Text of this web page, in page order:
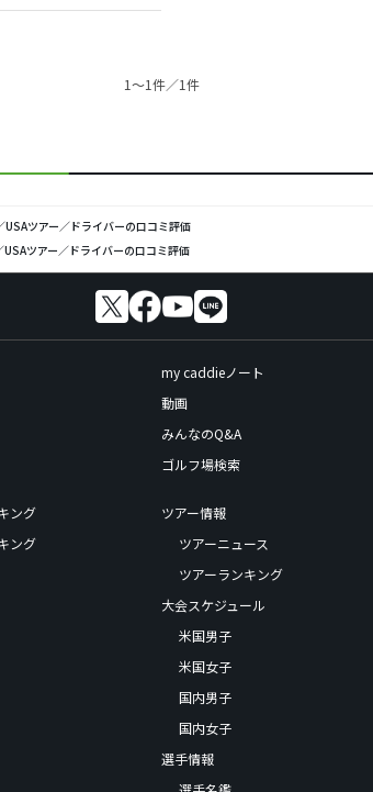
1〜1件／1件
USAツアー／ドライバーの口コミ評価
USAツアー／ドライバーの口コミ評価
ング
ング
my caddieノート
動画
みんなのQ&A
ゴルフ場検索
ツアー情報
ツアーニュース
ツアーランキング
大会スケジュール
米国男子
米国女子
国内男子
国内女子
選手情報